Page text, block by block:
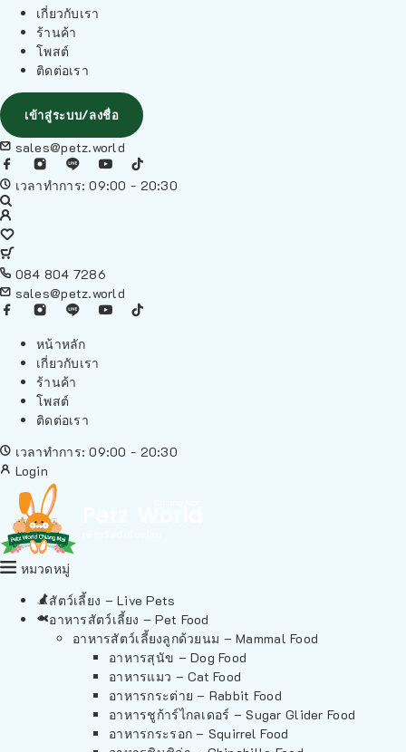
เกี่ยวกับเรา
ร้านค้า
โพสต์
ติดต่อเรา
เข้าสู่ระบบ/ลงชื่อ
sales@petz.world
เวลาทำการ: 09:00 - 20:30
084 804 7286
sales@petz.world
หน้าหลัก
เกี่ยวกับเรา
ร้านค้า
โพสต์
ติดต่อเรา
เวลาทำการ: 09:00 - 20:30
Login
หมวดหมู่
สัตว์เลี้ยง – Live Pets
อาหารสัตว์เลี้ยง – Pet Food
อาหารสัตว์เลี้ยงลูกด้วยนม – Mammal Food
อาหารสุนัข – Dog Food
อาหารแมว – Cat Food
อาหารกระต่าย – Rabbit Food
อาหารชูก้าร์ไกลเดอร์ – Sugar Glider Food
อาหารกระรอก – Squirrel Food